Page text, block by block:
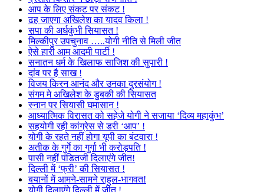
आप के लिए संकट पर संकट !
ढह जाएगा अखिलेश का यादव किला !
सपा की अर्धकुंभी सियासत !
मिल्कीपुर उपचुनाव …..योगी नीति से मिली जीत
ऐसे हारी आम आदमी पार्टी !
सनातन धर्म के खिलाफ साजिश की सुपारी !
दांव पर है साख !
विजय किरन आनंद और उनका दुरसंयोग !
संगम मे अखिलेश के डुबकी की सियासत
स्नान पर सियासी घमासान !
आध्यात्मिक विरासत को सहेजे योगी ने सजाया ‘दिव्य महाकुंभ’
सहयोगी रही कांग्रेस से डरी ‘आप’ !
योगी के रहते नहीं होगा यूपी का बंटवारा !
अतीक के गुर्गे का गुर्गा भी करोड़पति !
पासी नहीं पंडितजी दिलाएंगे जीत!
दिल्ली में ‘फ्री’ की सियासत !
बयानों में आमने-सामने राहुल-भागवत!
योगी दिलाएंगे दिल्ली में जीत !